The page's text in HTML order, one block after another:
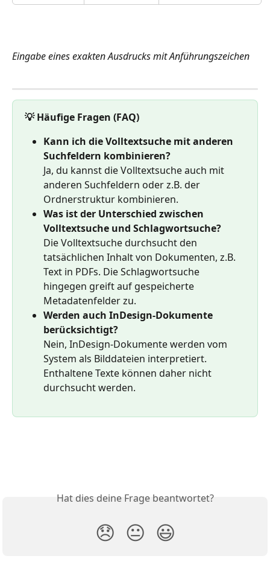
Eingabe eines exakten Ausdrucks mit Anführungszeichen
💡 Häufige Fragen (FAQ)
Kann ich die Volltextsuche mit anderen
Suchfeldern kombinieren?
Ja, du kannst die Volltextsuche auch mit
anderen Suchfeldern oder z.B. der
Ordnerstruktur kombinieren.
Was ist der Unterschied zwischen
Volltextsuche und Schlagwortsuche?
Die Volltextsuche durchsucht den
tatsächlichen Inhalt von Dokumenten, z.B.
Text in PDFs. Die Schlagwortsuche
hingegen greift auf gespeicherte
Metadatenfelder zu.
Werden auch InDesign-Dokumente
berücksichtigt?
Nein, InDesign-Dokumente werden vom
System als Bilddateien interpretiert.
Enthaltene Texte können daher nicht
durchsucht werden.
Hat dies deine Frage beantwortet?
😞 😐 😃